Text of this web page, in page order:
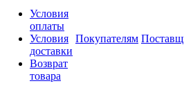
Условия
оплаты
Условия
доставки
Возврат
товара
Покупателям